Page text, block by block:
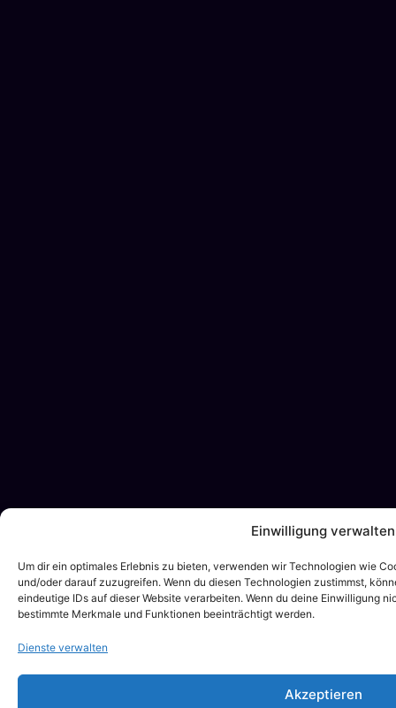
Einwilligung verwalten
Um dir ein optimales Erlebnis zu bieten, verwenden wir Technologien wie
und/oder darauf zuzugreifen. Wenn du diesen Technologien zustimmst,
eindeutige IDs auf dieser Website verarbeiten. Wenn du deine Einwilligung
bestimmte Merkmale und Funktionen beeinträchtigt werden.
Dienste verwalten
Akzeptieren